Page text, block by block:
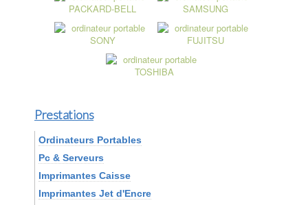
Prestations
Ordinateurs Portables
Pc & Serveurs
Imprimantes Caisse
Imprimantes Jet d'Encre